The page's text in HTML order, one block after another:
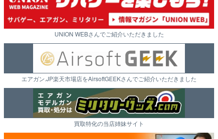
UNION WEBさんでご紹介いただきました
エアガン.JP楽天市場店をAirsoftGEEKさんでご紹介いただきました
買取特化の当店姉妹サイト